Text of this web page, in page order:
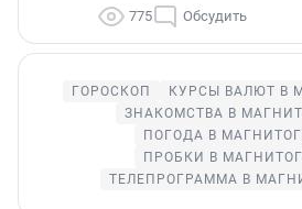
775 Обсудить
ГОРОСКОП
КУРСЫ ВАЛЮТ В
ЗНАКОМСТВА В
ПОГОДА В
ПРОБКИ В
ТЕЛЕПРОГРАММА В